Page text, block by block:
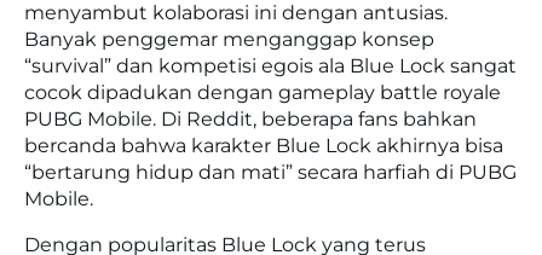
menyambut kolaborasi ini dengan antusias.
Banyak penggemar menganggap konsep
“survival” dan kompetisi egois ala Blue Lock sangat
cocok dipadukan dengan gameplay battle royale
PUBG Mobile. Di Reddit, beberapa fans bahkan
bercanda bahwa karakter Blue Lock akhirnya bisa
“bertarung hidup dan mati” secara harfiah di PUBG
Mobile.
Dengan popularitas Blue Lock yang terus